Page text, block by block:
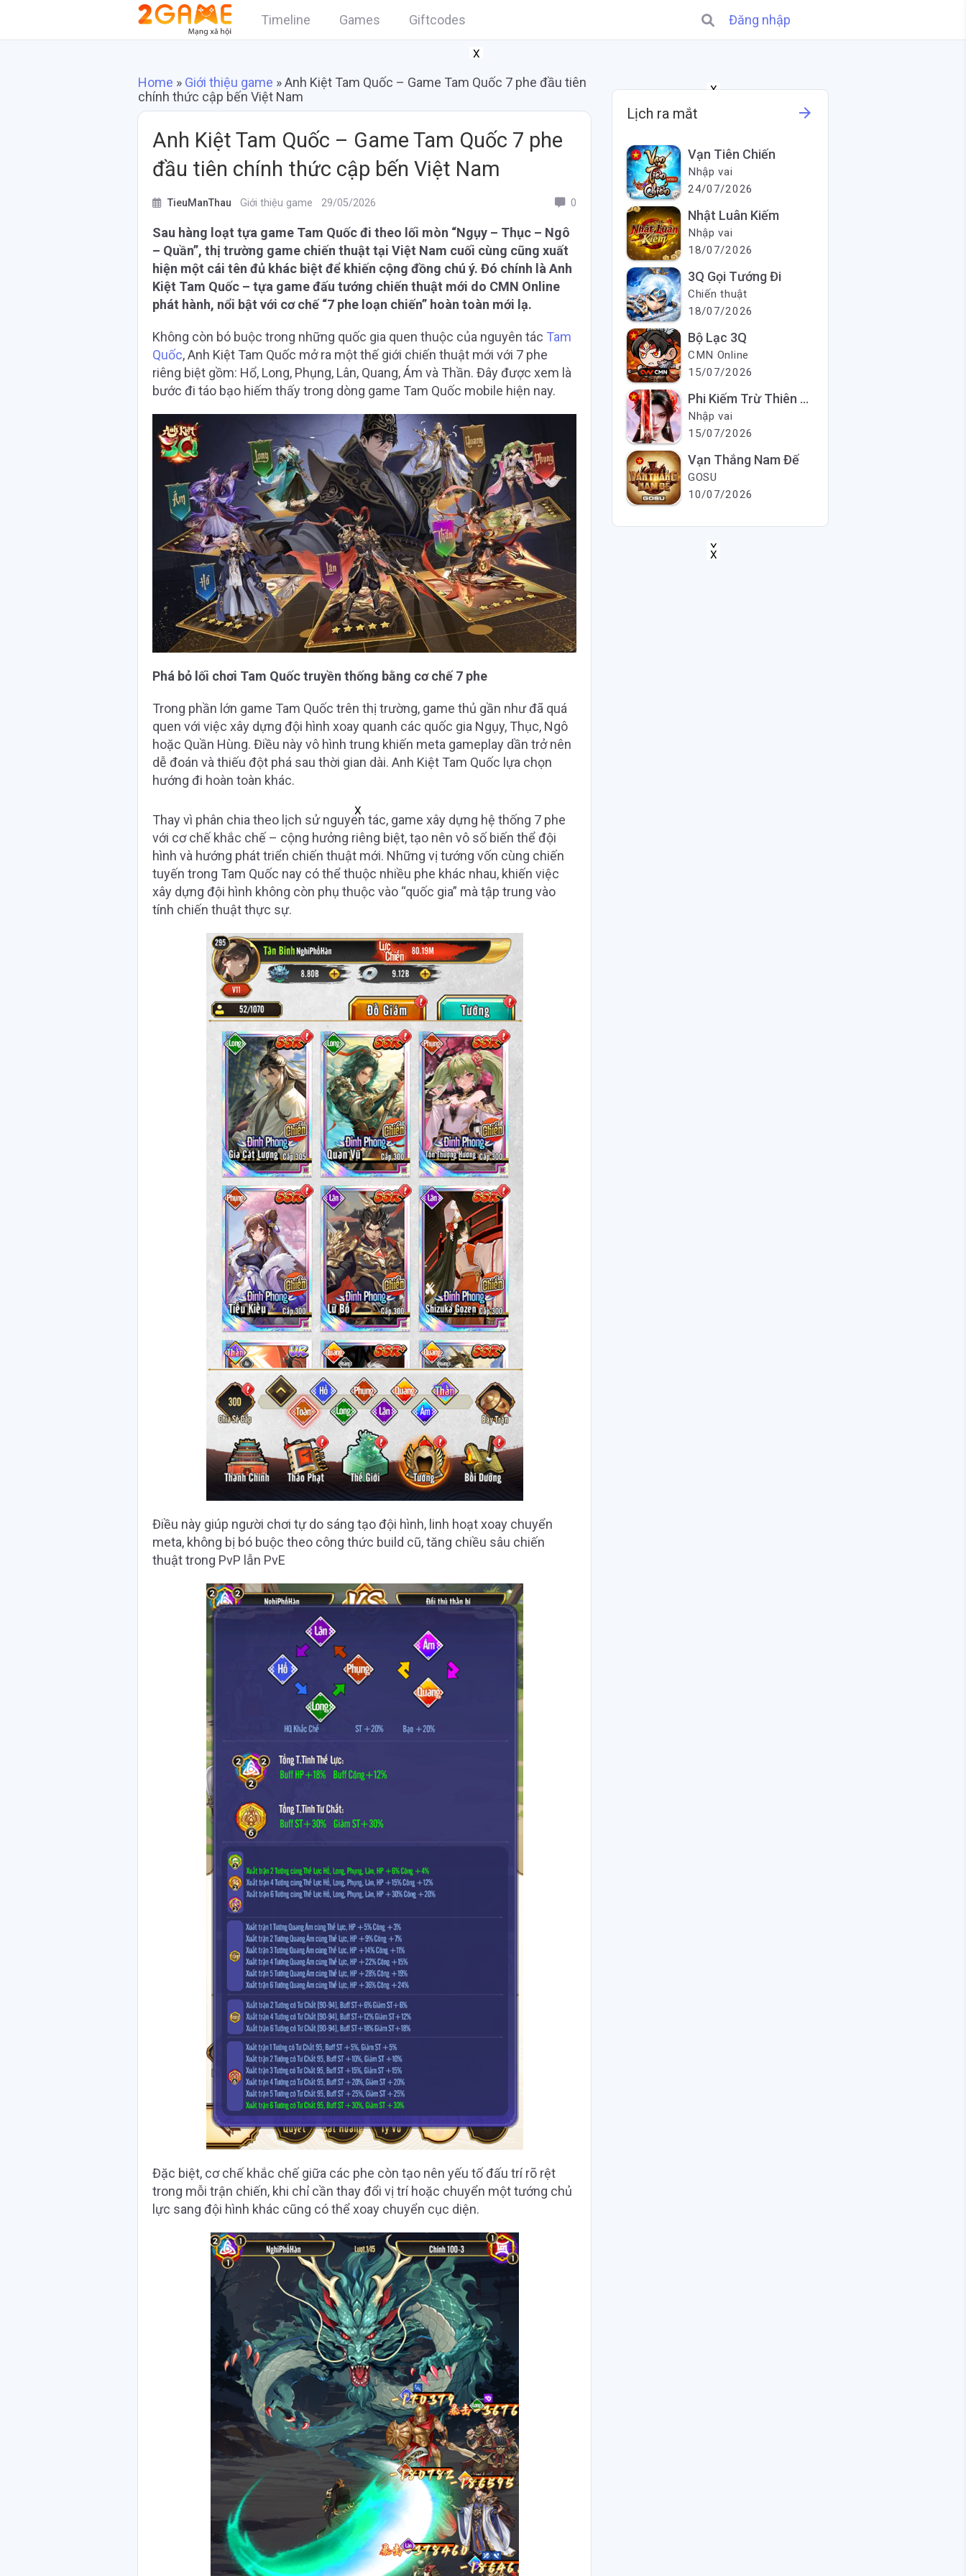
Timeline Games Giftcodes Đăng nhập
X
X
Lịch ra mắt arrow_forward
Vạn Tiên Chiến
Nhập vai
24/07/2026
Nhật Luân Kiếm
Nhập vai
18/07/2026
3Q Gọi Tướng Đi
Chiến thuật
18/07/2026
Bộ Lạc 3Q
CMN Online
15/07/2026
Phi Kiếm Trừ Thiên Ma
Nhập vai
15/07/2026
Vạn Thắng Nam Đế
GOSU
10/07/2026
X
X
Home » Giới thiệu game »Anh Kiệt Tam Quốc – Game Tam Quốc 7 phe đầu tiên
chính thức cập bến Việt Nam
Anh Kiệt Tam Quốc – Game Tam Quốc 7 phe
đầu tiên chính thức cập bến Việt Nam
TieuManThau Giới thiệu game 29/05/2026 0
Sau hàng loạt tựa game Tam Quốc đi theo lối mòn “Ngụy – Thục – Ngô
– Quần”, thị trường game chiến thuật tại Việt Nam cuối cùng cũng xuất
hiện một cái tên đủ khác biệt để khiến cộng đồng chú ý. Đó chính là Anh
Kiệt Tam Quốc – tựa game đấu tướng chiến thuật mới do CMN Online
phát hành, nổi bật với cơ chế “7 phe loạn chiến” hoàn toàn mới lạ.
Không còn bó buộc trong những quốc gia quen thuộc của nguyên tác Tam
Quốc, Anh Kiệt Tam Quốc mở ra một thế giới chiến thuật mới với 7 phe
riêng biệt gồm: Hổ, Long, Phụng, Lân, Quang, Ám và Thần. Đây được xem là
bước đi táo bạo hiếm thấy trong dòng game Tam Quốc mobile hiện nay.
Phá bỏ lối chơi Tam Quốc truyền thống bằng cơ chế 7 phe
Trong phần lớn game Tam Quốc trên thị trường, game thủ gần như đã quá
quen với việc xây dựng đội hình xoay quanh các quốc gia Ngụy, Thục, Ngô
hoặc Quần Hùng. Điều này vô hình trung khiến meta gameplay dần trở nên
dễ đoán và thiếu đột phá sau thời gian dài. Anh Kiệt Tam Quốc lựa chọn
hướng đi hoàn toàn khác.
X
Thay vì phân chia theo lịch sử nguyên tác, game xây dựng hệ thống 7 phe
với cơ chế khắc chế – cộng hưởng riêng biệt, tạo nên vô số biến thể đội
hình và hướng phát triển chiến thuật mới. Những vị tướng vốn cùng chiến
tuyến trong Tam Quốc nay có thể thuộc nhiều phe khác nhau, khiến việc
xây dựng đội hình không còn phụ thuộc vào “quốc gia” mà tập trung vào
tính chiến thuật thực sự.
Điều này giúp người chơi tự do sáng tạo đội hình, linh hoạt xoay chuyển
meta, không bị bó buộc theo công thức build cũ, tăng chiều sâu chiến
thuật trong PvP lẫn PvE
Đặc biệt, cơ chế khắc chế giữa các phe còn tạo nên yếu tố đấu trí rõ rệt
trong mỗi trận chiến, khi chỉ cần thay đổi vị trí hoặc chuyển một tướng chủ
lực sang đội hình khác cũng có thể xoay chuyển cục diện.